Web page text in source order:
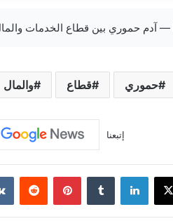
حموري قطاع والمال
إتبعنا
‫X لينكدإن ‏Tumblr بينتيريست ‏Reddit